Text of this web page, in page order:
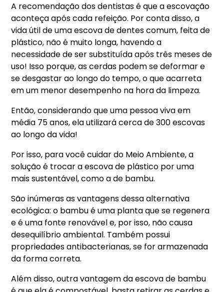
A recomendação dos dentistas é que a escovação
aconteça após cada refeição. Por conta disso, a
vida útil de uma escova de dentes comum, feita de
plástico, não é muito longa, havendo a
necessidade de ser substituída após três meses de
uso! Isso porque, as cerdas podem se deformar e
se desgastar ao longo do tempo, o que acarreta
em um menor desempenho na hora da limpeza.
Então, considerando que uma pessoa viva em
média 75 anos, ela utilizará cerca de 300 escovas
ao longo da vida!
Por isso, para você cuidar do Meio Ambiente, a
solução é trocar a escova de plástico por uma
mais sustentável, como a de bambu.
São inúmeras as vantagens dessa alternativa
ecológica: o bambu é uma planta que se regenera
e é uma fonte renovável e, por isso, não causa
desequilíbrio ambiental. Também possui
propriedades antibacterianas, se for armazenada
da forma correta.
Além disso, outra vantagem da escova de bambu